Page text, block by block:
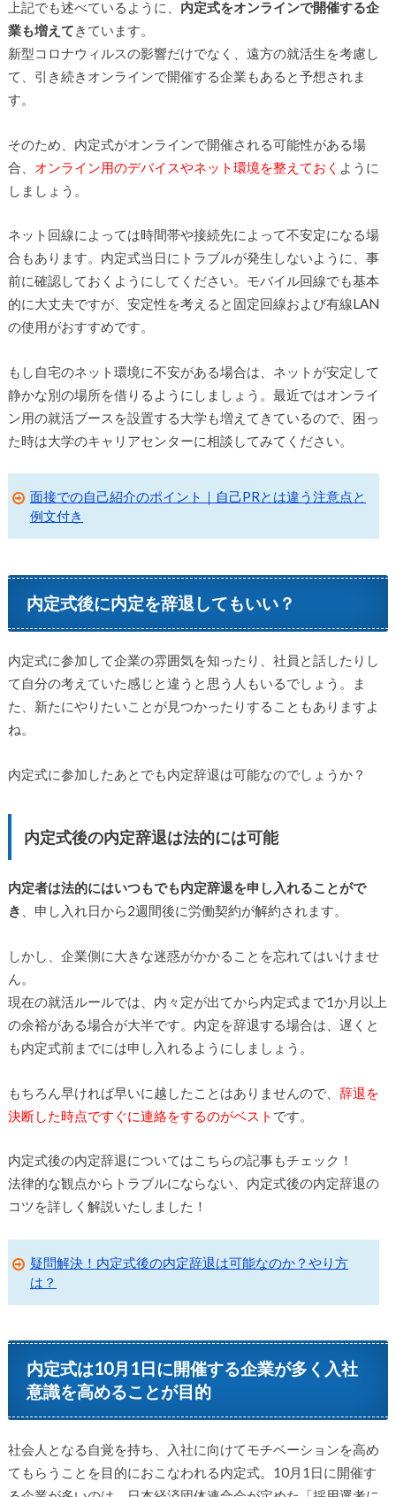
上記でも述べているように、 内定式をオンラインで開催する企
業も増えてきています。
新型コロナウィルスの影響だけでなく、遠方の就活生を考慮し
て、引き続きオンラインで開催する企業もあると予想されま
す。
そのため、内定式がオンラインで開催される可能性がある場
合、 オンライン用のデバイスやネット環境を整えておく ように
しましょう。
ネット回線によっては時間帯や接続先によって不安定になる場
合もあります。内定式当日にトラブルが発生しないように、事
前に確認しておくようにしてください。モバイル回線でも基本
的に大丈夫ですが、安定性を考えると固定回線および有線LAN
の使用がおすすめです。
もし自宅のネット環境に不安がある場合は、ネットが安定して
静かな別の場所を借りるようにしましょう。最近ではオンライ
ン用の就活ブースを設置する大学も増えてきているので、困っ
た時は大学のキャリアセンターに相談してみてください。
面接での自己紹介のポイント｜自己PRとは違う注意点と
例文付き
内定式後に内定を辞退してもいい？
内定式に参加して企業の雰囲気を知ったり、社員と話したりし
て自分の考えていた感じと違うと思う人もいるでしょう。ま
た、新たにやりたいことが見つかったりすることもありますよ
ね。
内定式に参加したあとでも内定辞退は可能なのでしょうか？
内定式後の内定辞退は法的には可能
内定者は法的にはいつもでも内定辞退を申し入れることがで
き
、申し入れ日から2週間後に労働契約が解約されます。
しかし、企業側に大きな迷惑がかかることを忘れてはいけませ
ん。
現在の就活ルールでは、内々定が出てから内定式まで1か月以上
の余裕がある場合が大半です。内定を辞退する場合は、遅くと
も内定式前までには申し入れるようにしましょう。
もちろん早ければ早いに越したことはありませんので、 辞退を
決断した時点ですぐに連絡をするのがベスト です。
内定式後の内定辞退についてはこちらの記事もチェック！
法律的な観点からトラブルにならない、内定式後の内定辞退の
コツを詳しく解説いたしました！
疑問解決！内定式後の内定辞退は可能なのか？やり方
は？
内定式は10月1日に開催する企業が多く入社
意識を高めることが目的
社会人となる自覚を持ち、入社に向けてモチベーションを高め
てもらうことを目的におこなわれる内定式。10月1日に開催す